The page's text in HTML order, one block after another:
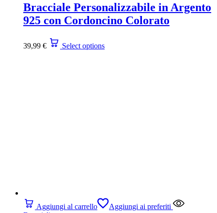
Bracciale Personalizzabile in Argento
925 con Cordoncino Colorato
39,99 € Select options
Aggiungi al carrello
Aggiungi ai preferiti